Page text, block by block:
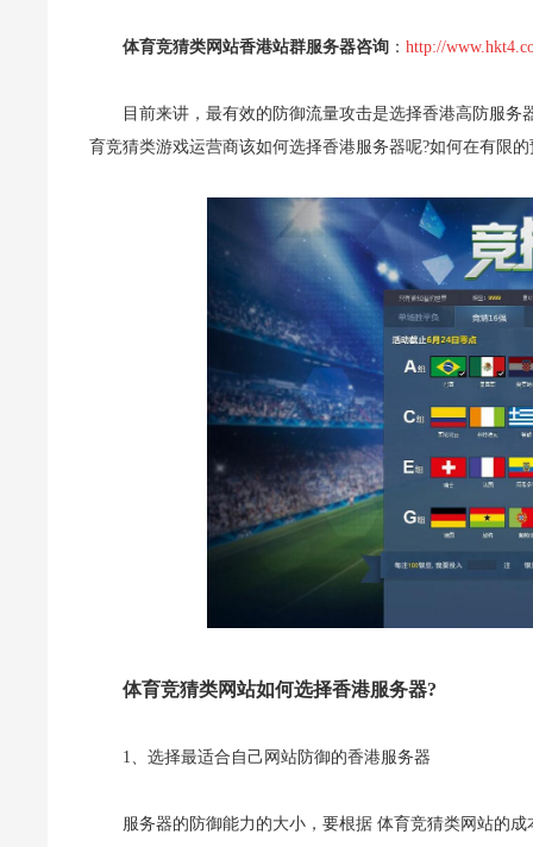
体育竞猜类网站香港站群服务器咨询 ： http://
目前来讲，最有效的防御流量攻击是选择香港高防服
育竞猜类游戏运营商该如何选择香港服务器呢?如何在有限
体育竞猜类网站如何选择香港服务器?
1、选择最适合自己网站防御的香港服务器
服务器的防御能力的大小，要根据 体育竞猜类网站的